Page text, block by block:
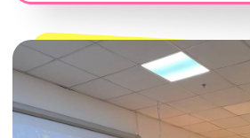
СЕКРЕТНЫЕ ПРОМОКОДЫ, ПРИГЛАШЕНИЯ
НА МЕРОПРИЯТИЯ И АНОНСЫ НОВИНОК
РАНЬШЕ ВСЕХ